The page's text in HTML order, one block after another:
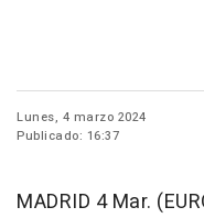
Lunes, 4 marzo 2024
Publicado: 16:37
MADRID 4 Mar.